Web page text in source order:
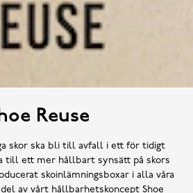
Reuse
skor ska bli till avfall i ett för tidigt
till ett mer hållbart synsätt på skors
skoinlämningsboxar i alla våra
av vårt hållbarhetskoncept Shoe